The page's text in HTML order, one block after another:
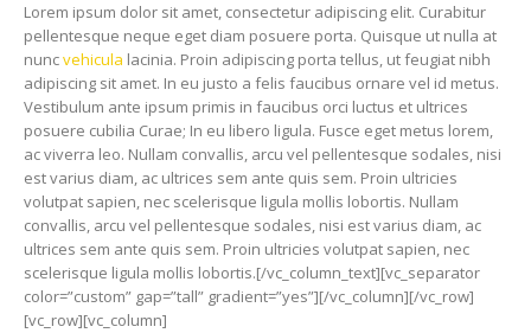
Lorem ipsum dolor sit amet, consectetur adipiscing elit. Curabitur
pellentesque neque eget diam posuere porta. Quisque ut nulla at
nuncvehicula lacinia. Proin adipiscing porta tellus, ut feugiat nibh
adipiscing sit amet. In eu justo a felis faucibus ornare vel id metus.
Vestibulum ante ipsum primis in faucibus orci luctus et ultrices
posuere cubilia Curae; In eu libero ligula. Fusce eget metus lorem,
ac viverra leo. Nullam convallis, arcu vel pellentesque sodales, nisi
est varius diam, ac ultrices sem ante quis sem. Proin ultricies
volutpat sapien, nec scelerisque ligula mollis lobortis. Nullam
convallis, arcu vel pellentesque sodales, nisi est varius diam, ac
ultrices sem ante quis sem. Proin ultricies volutpat sapien, nec
scelerisque ligula mollis lobortis.[/vc_column_text][vc_separator
color=”custom” gap=”tall” gradient=”yes”][/vc_column][/vc_row]
[vc_row][vc_column]